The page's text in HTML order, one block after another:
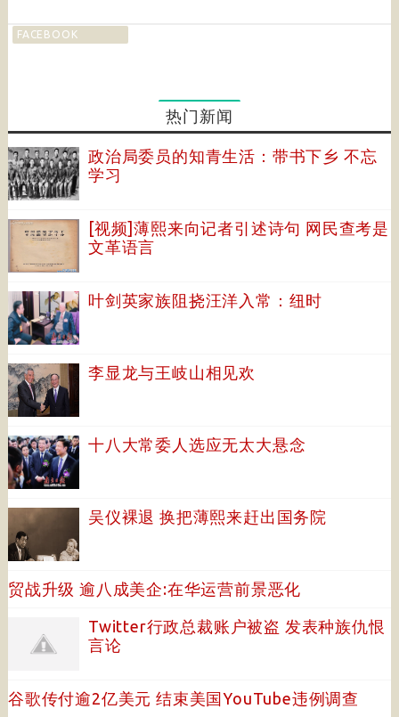
FACEBOOK
热门新闻
政治局委员的知青生活：带书下乡 不忘
学习
[视频]薄熙来向记者引述诗句 网民查考是
文革语言
叶剑英家族阻挠汪洋入常：纽时
李显龙与王岐山相见欢
十八大常委人选应无太大悬念
吴仪裸退 换把薄熙来赶出国务院
贸战升级 逾八成美企:在华运营前景恶化
Twitter行政总裁账户被盗 发表种族仇恨
言论
谷歌传付逾2亿美元 结束美国YouTube违例调查